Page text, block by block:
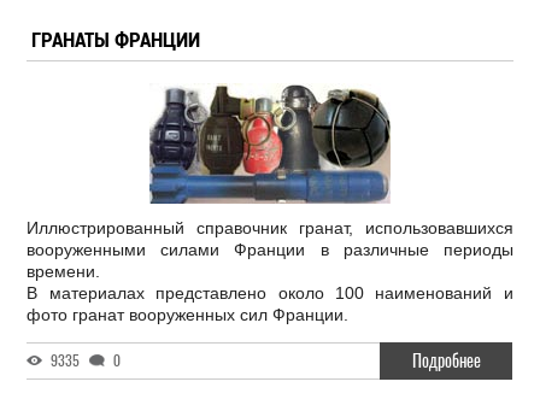
ГРАНАТЫ ФРАНЦИИ
Иллюстрированный справочник гранат, использовавшихся
вооруженными силами Франции в различные периоды
времени.
В материалах представлено около 100 наименований и
фото гранат вооруженных сил Франции.
9335 0 Подробнее